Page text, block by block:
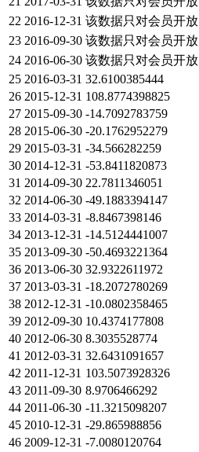
22 2016-12-31 该数据只对会员开放
23 2016-09-30 该数据只对会员开放
24 2016-06-30 该数据只对会员开放
25 2016-03-31 32.6100385444
26 2015-12-31 108.8774398825
27 2015-09-30 -14.7092783759
28 2015-06-30 -20.1762952279
29 2015-03-31 -34.566282259
30 2014-12-31 -53.8411820873
31 2014-09-30 22.7811346051
32 2014-06-30 -49.1883394147
33 2014-03-31 -8.8467398146
34 2013-12-31 -14.5124441007
35 2013-09-30 -50.4693221364
36 2013-06-30 32.9322611972
37 2013-03-31 -18.2072780269
38 2012-12-31 -10.0802358465
39 2012-09-30 10.4374177808
40 2012-06-30 8.3035528774
41 2012-03-31 32.6431091657
42 2011-12-31 103.5073928326
43 2011-09-30 8.9706466292
44 2011-06-30 -11.3215098207
45 2010-12-31 -29.865988856
46 2009-12-31 -7.0080120764